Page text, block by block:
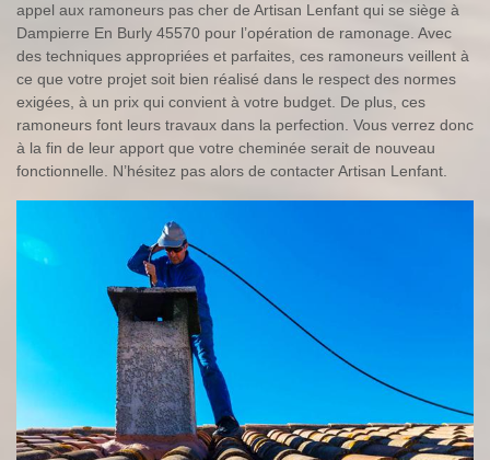
appel aux ramoneurs pas cher de Artisan Lenfant qui se siège à
Dampierre En Burly 45570 pour l’opération de ramonage. Avec
des techniques appropriées et parfaites, ces ramoneurs veillent à
ce que votre projet soit bien réalisé dans le respect des normes
exigées, à un prix qui convient à votre budget. De plus, ces
ramoneurs font leurs travaux dans la perfection. Vous verrez donc
à la fin de leur apport que votre cheminée serait de nouveau
fonctionnelle. N’hésitez pas alors de contacter Artisan Lenfant.